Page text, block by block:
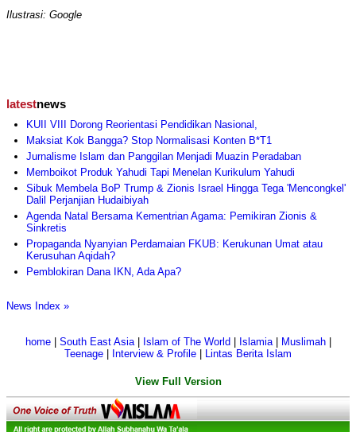
Ilustrasi: Google
latestnews
KUII VIII Dorong Reorientasi Pendidikan Nasional,
Maksiat Kok Bangga? Stop Normalisasi Konten B*T1
Jurnalisme Islam dan Panggilan Menjadi Muazin Peradaban
Memboikot Produk Yahudi Tapi Menelan Kurikulum Yahudi
Sibuk Membela BoP Trump & Zionis Israel Hingga Tega 'Mencongkel'
Dalil Perjanjian Hudaibiyah
Agenda Natal Bersama Kementrian Agama: Pemikiran Zionis &
Sinkretis
Propaganda Nyanyian Perdamaian FKUB: Kerukunan Umat atau
Kerusuhan Aqidah?
Pemblokiran Dana IKN, Ada Apa?
News Index »
home| South East Asia| Islam of The World Islamia| Muslimah|
Teenage
Interview & Profile Lintas Berita Islam
View Full Version